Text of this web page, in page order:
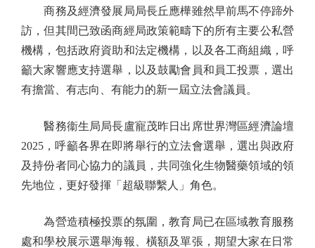
商務及經濟發展局局長丘應樺雖然早前馬不停蹄外
訪，但其間已致函商經局政策範疇下的所有主要公私營
機構，包括政府資助和法定機構，以及各工商組織，呼
籲大家響應支持選舉，以及鼓勵會員和員工投票，選出
有擔當、有志向、有能力的新一屆立法會議員。
醫務衞生局局長盧寵茂昨日出席世界灣區經濟論壇
2025，呼籲各界在即將舉行的立法會選舉，選出與政府
及持份者同心協力的議員，共同強化生物醫藥領域的領
先地位，更好發揮「超級聯繫人」角色。
為營造積極投票的氛圍，教育局已在區域教育服務
處和學校展示選舉海報、橫額及單張，期望大家在日常